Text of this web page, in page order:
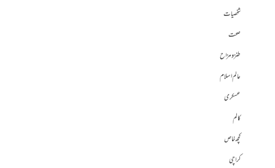
شخصیات
صحت
طنز و مزاح
عالم اسلام
عسکری
کالم
کچھ خاص
کراچی